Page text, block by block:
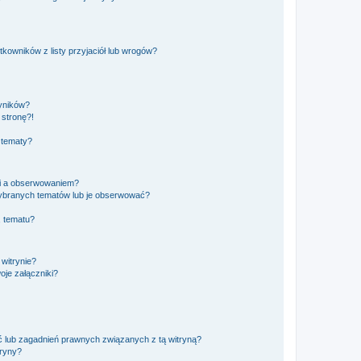
z listy przyjaciół lub wrogów?
a obserwowaniem?
tematów lub je obserwować?
tematu?
załączniki?
zagadnień prawnych związanych z tą witryną?